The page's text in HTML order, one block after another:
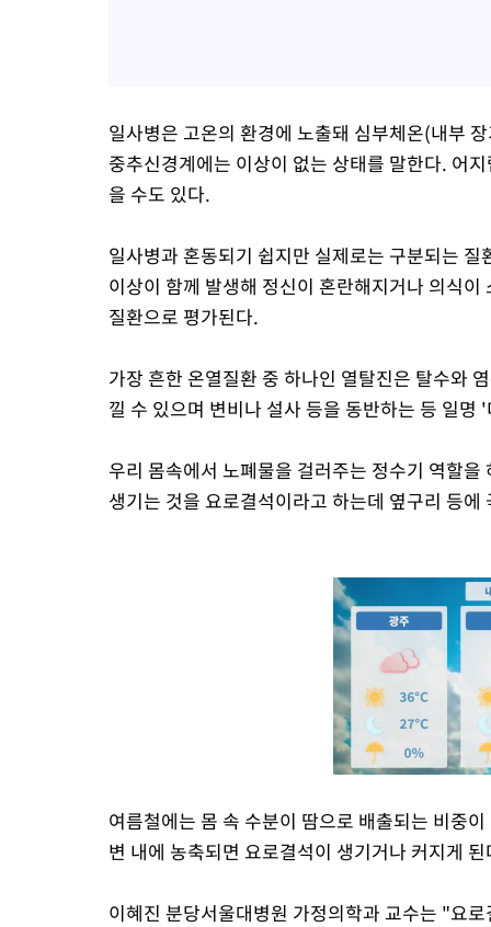
일사병은 고온의 환경에 노출돼 심부체온(내부
중추신경계에는 이상이 없는 상태를 말한다. 어
을 수도 있다.
일사병과 혼동되기 쉽지만 실제로는 구분되는
이상이 함께 발생해 정신이 혼란해지거나 의식
질환으로 평가된다.
가장 흔한 온열질환 중 하나인 열탈진은 탈수와
낄 수 있으며 변비나 설사 등을 동반하는 등 일명
우리 몸속에서 노폐물을 걸러주는 정수기 역할
생기는 것을 요로결석이라고 하는데 옆구리 등
여름철에는 몸 속 수분이 땀으로 배출되는 비중
변 내에 농축되면 요로결석이 생기거나 커지게
이혜진 분당서울대병원 가정의학과 교수는 "요